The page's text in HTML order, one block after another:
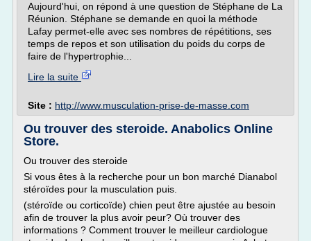
Aujourd'hui, on répond à une question de Stéphane de La
Réunion. Stéphane se demande en quoi la méthode
Lafay permet-elle avec ses nombres de répétitions, ses
temps de repos et son utilisation du poids du corps de
faire de l'hypertrophie...
Lire la suite
Site : http://www.musculation-prise-de-masse.com
Ou trouver des steroide. Anabolics Online
Store.
Ou trouver des steroide
Si vous êtes à la recherche pour un bon marché Dianabol
stéroïdes pour la musculation puis.
(stéroïde ou corticoïde) chien peut être ajustée au besoin
afin de trouver la plus avoir peur? Où trouver des
informations ? Comment trouver le meilleur cardiologue